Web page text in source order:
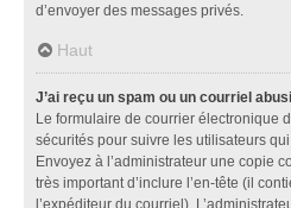
d’envoyer des messages privés.
Haut
J’ai reçu un spam ou un courriel
Le formulaire de courrier électronique
sécurités pour suivre les utilisateurs
Envoyez à l’administrateur une copie
très important d’inclure l’en-tête (il
l’expéditeur du courriel).